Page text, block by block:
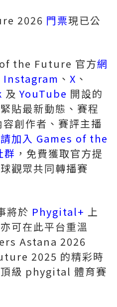
2026 門票現已公
the Future 官方網
Instagram 、 X 、
及YouTube 開設的
貼最新動態、賽程
創作者、賽評主播
加入 Games of the
，免費獲取官方提
觀眾共同轉播賽
將於 Phygital+ 上
可在此平台重溫
Astana 2026
2025 的精彩時
級 phygital 體育賽